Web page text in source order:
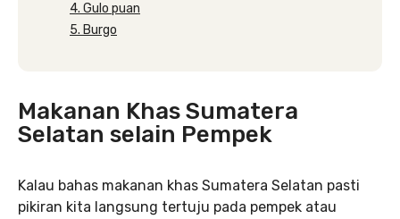
4. Gulo puan
5. Burgo
Makanan Khas Sumatera
Selatan selain Pempek
Kalau bahas makanan khas Sumatera Selatan pasti
pikiran kita langsung tertuju pada pempek atau